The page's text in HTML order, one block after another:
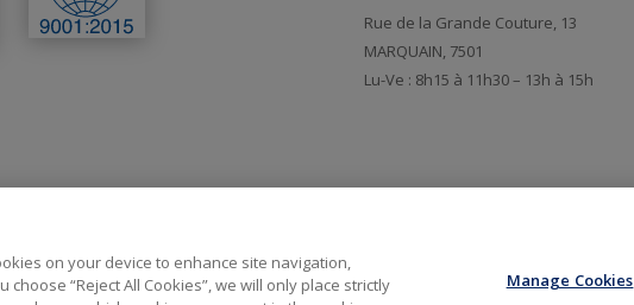
Rue de la Grande Couture, 13
MARQUAIN, 7501
Lu-Ve : 8h15 à 11h30 – 13h à 15h
on your device to enhance site navigation,
“Reject All Cookies”, we will only place strictly
Manage Cookies